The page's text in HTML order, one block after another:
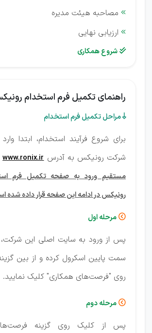
 مصاحبه هیئت مدیره
 ارزیابی نهایی
 شروع همکاری
راهنمای تکمیل فرم استخدام
 مراحل تکمیل فرم استخدام
برای شروع فرآیند استخدام، ابتدا
شرکت رونیکس به آدرسwww.ronix.ir
مستقیم ورود به صفحه تکمیل فرم
رونیکس در ادامه این صفحه قرار داده شده
 مرحله اول
پس از ورود به سایت اصلی این
سمت پایین اسکرول کرده و از بین
روی "فرصت‌های همکاری" کلیک نمایید.
 مرحله دوم
پس از کلیک روی گزینه